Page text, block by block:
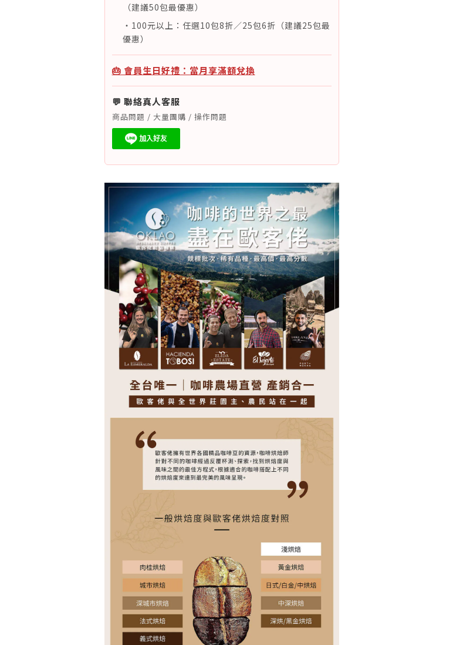
（建議50包最優惠）
・100元以上：任選10包8折／25包6折（建議25包最
優惠）
🎂 會員生日好禮：當月享滿額兌換
💬 聯絡真人客服
商品問題 / 大量團購 / 操作問題